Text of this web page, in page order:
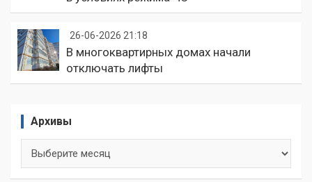
26-06-2026 21:18
В многоквартирных домах начали
отключать лифты
Архивы